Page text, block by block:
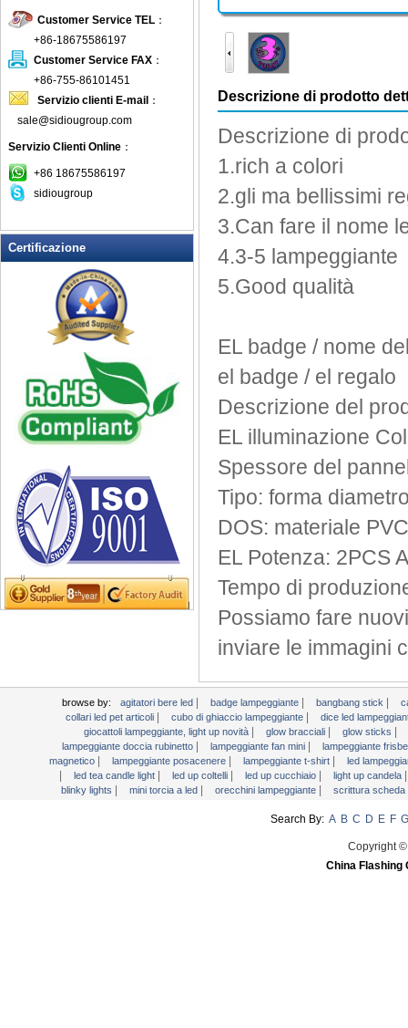
Glow Sticks
Ice Bucket LED
Lampeggiante Anello
Lampeggiante boccali di birra
Lampeggiante Collana
Lampeggiante doccia rubinetto
Lampeggiante Fan Mini
Lampeggiante Frisbee
Lampeggiante Opener Vino
lampeggiante orologio
Lampeggiante Pin magnetico
Lampeggiante Posacenere
Lampeggiante T-shirt
LED lampeggiante Balls
sole
LED lampeggiante tazza
LED portachiavi Apribottiglie
LED Tea Candle Light
LED Up Coltelli
LED Up Cucchiaio
Light Up Candela
Light Up Forks
Light Up Penne
Light Up Swizzle
Mini torcia a LED
Orecchini lampeggiante
Scrittura scheda LED
segni del LED
Testa Bopper luce
Customer Service TEL ：
+86-18675586197
Customer Service FAX ：
+86-755-86101451
Servizio clienti E-mail ：
sale@sidiougroup.com
Servizio Clienti Online ：
+86 18675586197
sidiougroup
Certificazione
Descrizione di prodotto
Descrizione di
1.rich a colori
2.gli ma bellissimi
3.Can fare il nome
4.3-5 lampeggiante
5.Good qualità
EL badge / nome
el badge / el regalo
Descrizione del
EL illuminazione
Spessore del
Tipo: forma
DOS: materiale PVC
EL Potenza: 2PCS
Tempo di
Possiamo fare
inviare le immagini
browse by: agitatori bere led badge lampeggiante bangbang stick
collari led pet articoli
cubo di ghiaccio lampeggiante
dice led
giocattoli lampeggiante, light up novità
glow bracciali glow sticks
lampeggiante doccia rubinetto lampeggiante fan mini
lampeggiante
magnetico
lampeggiante posacenere lampeggiante t-shirt led
led tea candle light led up coltelli led up cucchiaio light up candela
blinky lights mini torcia a led orecchini lampeggiante scrittura
Search By: A B C D E F G
Copyright
China Flashing